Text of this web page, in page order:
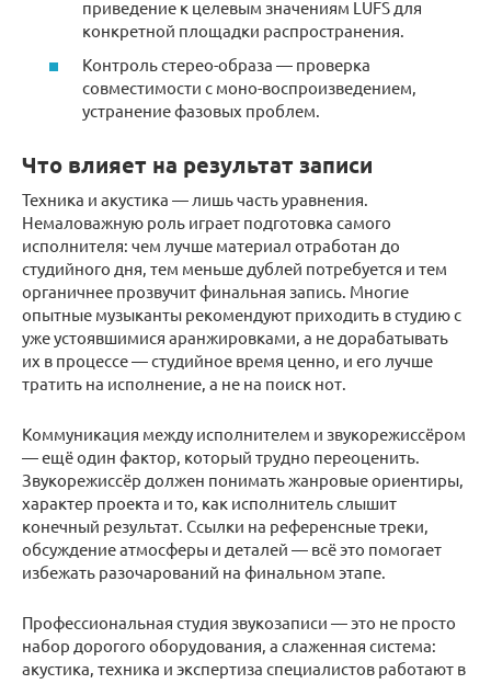
приведение к целевым значениям LUFS для
конкретной площадки распространения.
Контроль стерео-образа — проверка
совместимости с моно-воспроизведением,
устранение фазовых проблем.
Что влияет на результат записи
Техника и акустика — лишь часть уравнения.
Немаловажную роль играет подготовка самого
исполнителя: чем лучше материал отработан до
студийного дня, тем меньше дублей потребуется и тем
органичнее прозвучит финальная запись. Многие
опытные музыканты рекомендуют приходить в студию с
уже устоявшимися аранжировками, а не дорабатывать
их в процессе — студийное время ценно, и его лучше
тратить на исполнение, а не на поиск нот.
Коммуникация между исполнителем и звукорежиссёром
— ещё один фактор, который трудно переоценить.
Звукорежиссёр должен понимать жанровые ориентиры,
характер проекта и то, как исполнитель слышит
конечный результат. Ссылки на референсные треки,
обсуждение атмосферы и деталей — всё это помогает
избежать разочарований на финальном этапе.
Профессиональная студия звукозаписи — это не просто
набор дорогого оборудования, а слаженная система:
акустика, техника и экспертиза специалистов работают в